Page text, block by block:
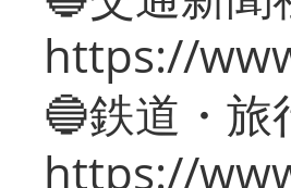
https://
🔵鉄道・
https://